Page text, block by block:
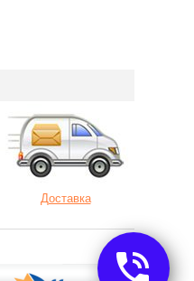
Доставка